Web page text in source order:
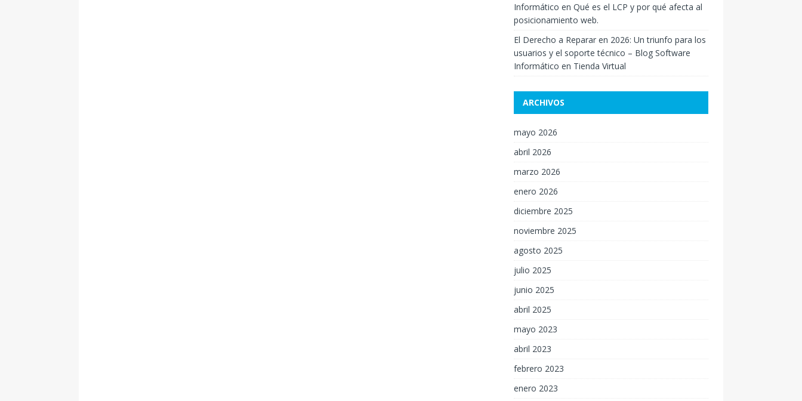
Informático en Qué es el LCP y por qué afecta al
posicionamiento web.
El Derecho a Reparar en 2026: Un triunfo para los
usuarios y el soporte técnico – Blog Software
Informático en Tienda Virtual
ARCHIVOS
mayo 2026
abril 2026
marzo 2026
enero 2026
diciembre 2025
noviembre 2025
agosto 2025
julio 2025
junio 2025
abril 2025
mayo 2023
abril 2023
febrero 2023
enero 2023